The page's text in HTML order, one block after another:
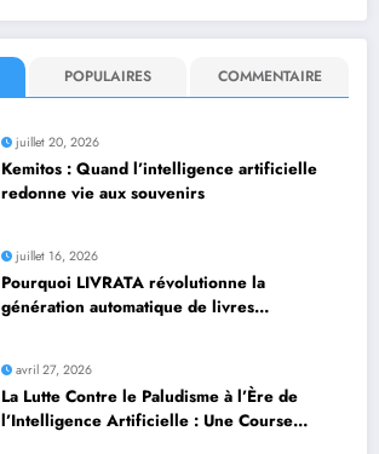
POPULAIRES COMMENTAIRE
juillet 20, 2026
Kemitos : Quand l’intelligence artificielle
redonne vie aux souvenirs
juillet 16, 2026
Pourquoi LIVRATA révolutionne la
génération automatique de livres
avril 27, 2026
La Lutte Contre le Paludisme à l’Ère de
l’Intelligence Artificielle : Une Course